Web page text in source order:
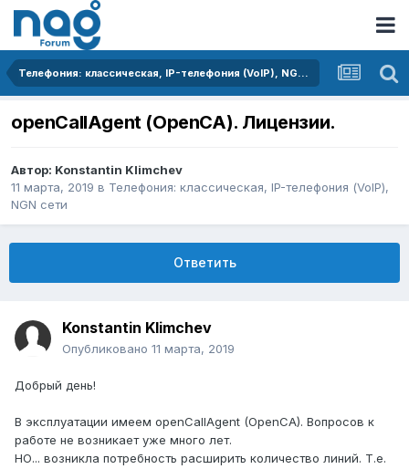
Телефония: классическая, IP-телефония (VoIP), NGN сети
openCallAgent (OpenCA). Лицензии.
Автор: Konstantin Klimchev
11 марта, 2019 в Телефония: классическая, IP-телефония (VoIP),
NGN сети
Ответить
Konstantin Klimchev
Опубликовано 11 марта, 2019
Добрый день!
В эксплуатации имеем openCallAgent (OpenCA). Вопросов к
работе не возникает уже много лет.
НО... возникла потребность расширить количество линий. Т.е.